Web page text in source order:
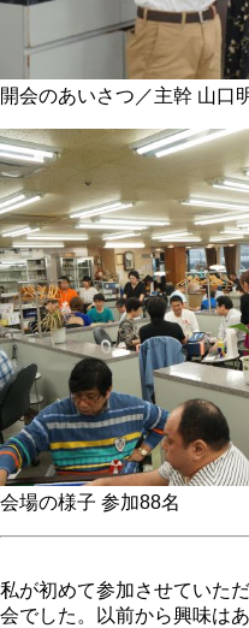
開会のあいさつ／主幹 山口
会場の様子 参加88名
私が初めて参加させていた
会でした。以前から興味は